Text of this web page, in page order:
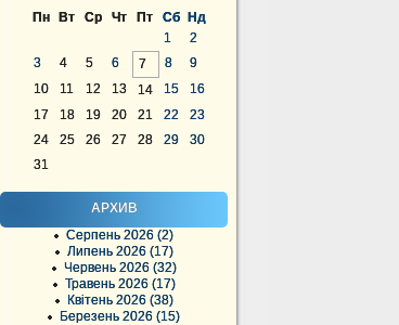
Пн
Вт Ср Чт Пт Сб
Нд
1
2
3
4 5 6 7 8
9
10
11 12 13 14 15
16
17
18 19 20 21 22
23
24
25 26 27 28 29
30
31
АРХИВ
Серпень 2026 (2)
Липень 2026 (17)
Червень 2026 (32)
Травень 2026 (17)
Квітень 2026 (38)
Березень 2026 (15)